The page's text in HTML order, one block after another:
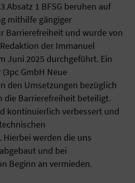
Absatz 1 BFSG beruhen auf
mithilfe gängiger
Barrierefreiheit und wurde von
der Immanuel
Juni 2025 durchgeführt. Ein
GmbH Neue
den Umsetzungen bezüglich
die Barrierefreiheit beteiligt.
kontinuierlich verbessert und
werden die uns
und bei
Beginn an vermieden.